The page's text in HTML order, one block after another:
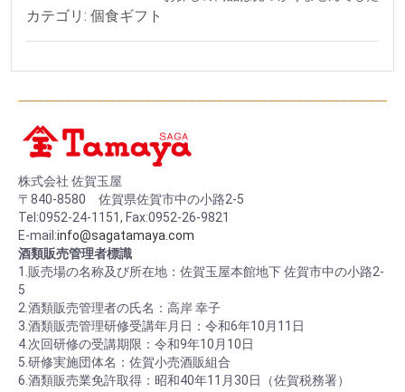
カテゴリ: 個食ギフト
株式会社 佐賀玉屋
〒840-8580 佐賀県佐賀市中の小路2-5
Tel:0952-24-1151, Fax:0952-26-9821
E-mail:info@sagatamaya.com
酒類販売管理者標識
1.販売場の名称及び所在地：佐賀玉屋本館地下 佐賀市中の小路2-
5
2.酒類販売管理者の氏名：高岸 幸子
3.酒類販売管理研修受講年月日：令和6年10月11日
4.次回研修の受講期限：令和9年10月10日
5.研修実施団体名：佐賀小売酒販組合
6.酒類販売業免許取得：昭和40年11月30日（佐賀税務署）